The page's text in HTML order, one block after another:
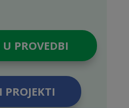
U PROVEDBI
PROJEKTI